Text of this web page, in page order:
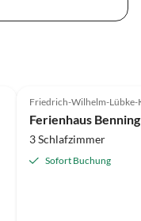
Friedrich-Wilhelm-Lübke-
3 Schlafzimmer
Sofort Buchung